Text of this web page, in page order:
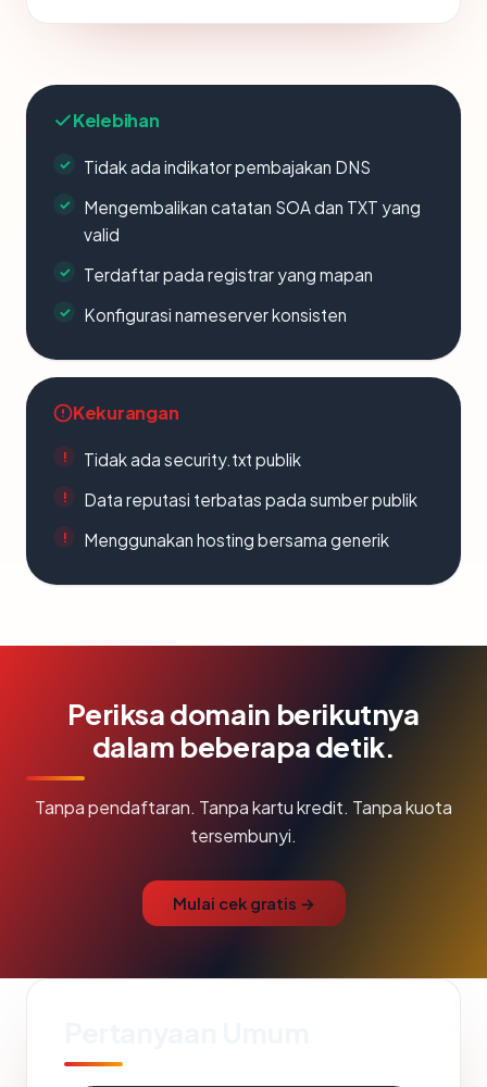
Kelebihan
Tidak ada indikator pembajakan DNS
Mengembalikan catatan SOA dan TXT yang
valid
Terdaftar pada registrar yang mapan
Konfigurasi nameserver konsisten
Kekurangan
Tidak ada security.txt publik
Data reputasi terbatas pada sumber publik
Menggunakan hosting bersama generik
Periksa domain berikutnya
dalam beberapa detik.
Tanpa pendaftaran. Tanpa kartu kredit. Tanpa kuota
tersembunyi.
Mulai cek gratis →